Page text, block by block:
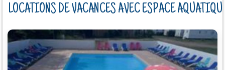
LOCATIONS DE VACANCES AVEC ESPACE